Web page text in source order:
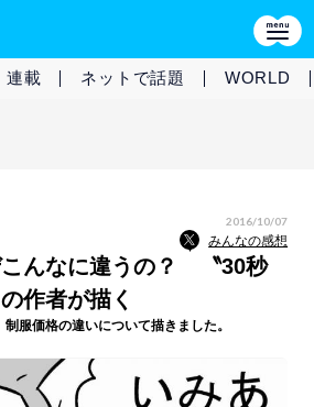
連載 ネットで話題 WORLD
2016/10/07
みんなの感想
んなに違うの？ 〝30秒
作者が描く
服価格の違いについて描きました。